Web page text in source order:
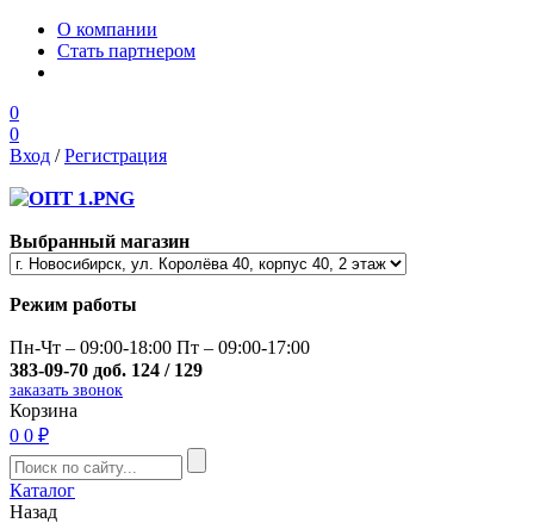
О компании
Стать партнером
0
0
Вход /Регистрация
Выбранный магазин
Режим работы
Пн-Чт – 09:00-18:00 Пт – 09:00-17:00
383-09-70 доб. 124 / 129
заказать звонок
Корзина
0 0 ₽
Каталог
Назад